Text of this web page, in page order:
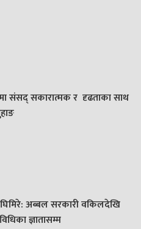
संसद् सकारात्मक र दृढताका साथ
अब्बल सरकारी वकिलदेखि
ज्ञातासम्म